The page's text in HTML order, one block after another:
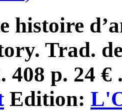
histoire
Trad.
408 p. 24
Edition: